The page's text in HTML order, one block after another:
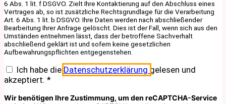
6 Abs. 1 lit. f DSGVO. Zielt Ihre Kontaktierung auf den Abschluss eines
Vertrages ab, so ist zusätzliche Rechtsgrundlage für die Verarbeitung
Art. 6 Abs. 1 lit. b DSGVO. Ihre Daten werden nach abschließender
Bearbeitung Ihrer Anfrage gelöscht. Dies ist der Fall, wenn sich aus den
Umständen entnehmen lässt, dass der betroffene Sachverhalt
abschließend geklärt ist und sofern keine gesetzlichen
Aufbewahrungspflichten entgegenstehen.
Ich habe die Datenschutzerklärung gelesen und
akzeptiert. *
Wir benötigen Ihre Zustimmung, um den reCAPTCHA-Service